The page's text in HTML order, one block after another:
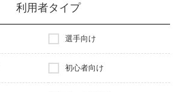
利用者タイプ
選手向け
初心者向け